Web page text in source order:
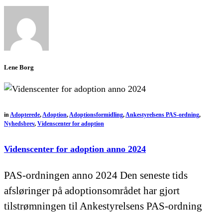
Lene Borg
inAdopterede,Adoption,Adoptionsformidling,Ankestyrelsens PAS-ordning,
Nyhedsbrev, Videnscenter for adoption
Videnscenter for adoption anno 2024
PAS-ordningen anno 2024 Den seneste tids
afsløringer på adoptionsområdet har gjort
tilstrømningen til Ankestyrelsens PAS-ordning